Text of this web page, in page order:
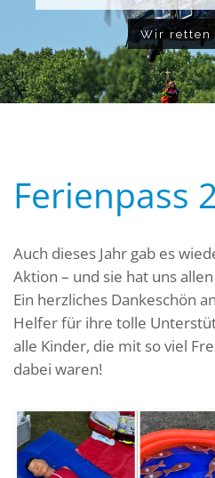
Wir retten
Ferienpass
Auch dieses Jahr gab es
Aktion – und sie hat uns
Ein herzliches Dankeschön
Helfer für ihre tolle
alle Kinder, die mit so viel
dabei waren!